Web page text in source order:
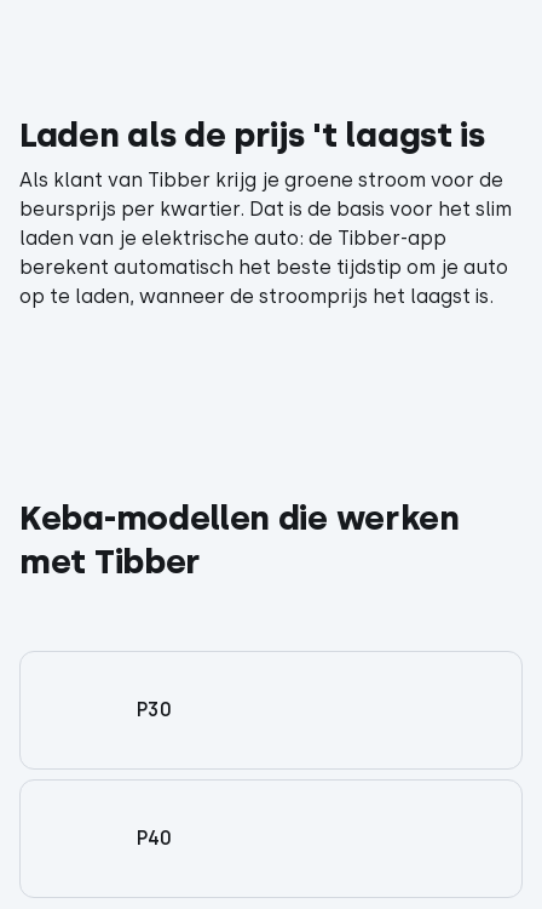
Laden als de prijs 't laagst is
Als klant van Tibber krijg je groene stroom voor de
beursprijs per kwartier. Dat is de basis voor het slim
laden van je elektrische auto: de Tibber-app
berekent automatisch het beste tijdstip om je auto
op te laden, wanneer de stroomprijs het laagst is.
Keba-modellen die werken
met Tibber
P30
P40